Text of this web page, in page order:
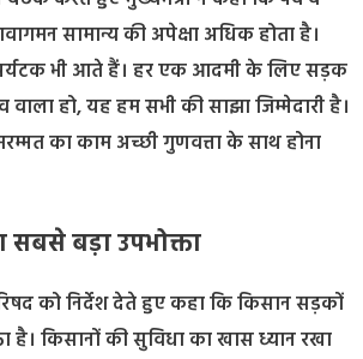
सामान्य की अपेक्षा अधिक होता है।
भी आते हैं। हर एक आदमी के लिए सड़क
हो, यह हम सभी की साझा जिम्मेदारी है।
का काम अच्छी गुणवत्ता के साथ होना
बड़ा उपभोक्ता
को निर्देश देते हुए कहा कि किसान सड़कों
है। किसानों की सुविधा का खास ध्यान रखा